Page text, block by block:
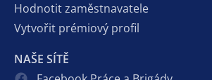
Hodnotit zaměstnavatele
Vytvořit prémiový profil
NAŠE SÍTĚ